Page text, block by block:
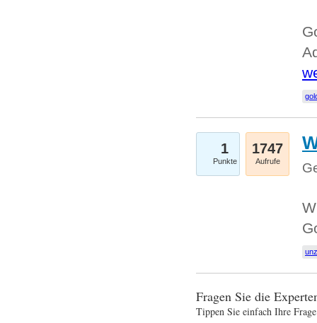
1
Punkte
1747
Aufrufe
Fragen Sie die
Tippen Sie einfach Ihre